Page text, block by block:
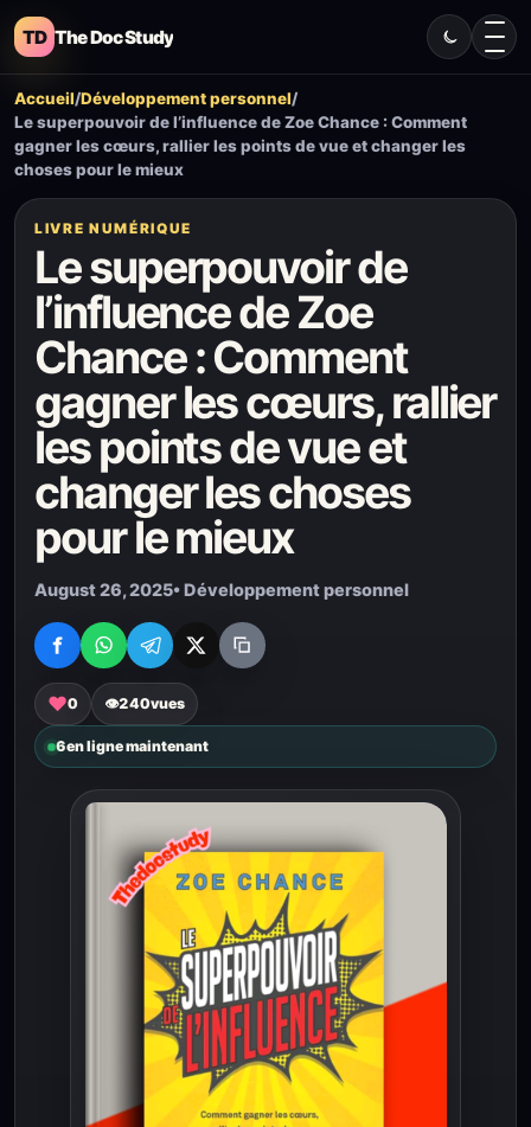
TD The Doc Study
Accueil/Développement personnel/
Le superpouvoir de l’influence de Zoe Chance : Comment
gagner les cœurs, rallier les points de vue et changer les
choses pour le mieux
LIVRE NUMÉRIQUE
Le superpouvoir de
l’influence de Zoe
Chance : Comment
gagner les cœurs, rallier
les points de vue et
changer les choses
pour le mieux
August 26, 2025• Développement personnel
♥0 👁240vues
6en ligne maintenant